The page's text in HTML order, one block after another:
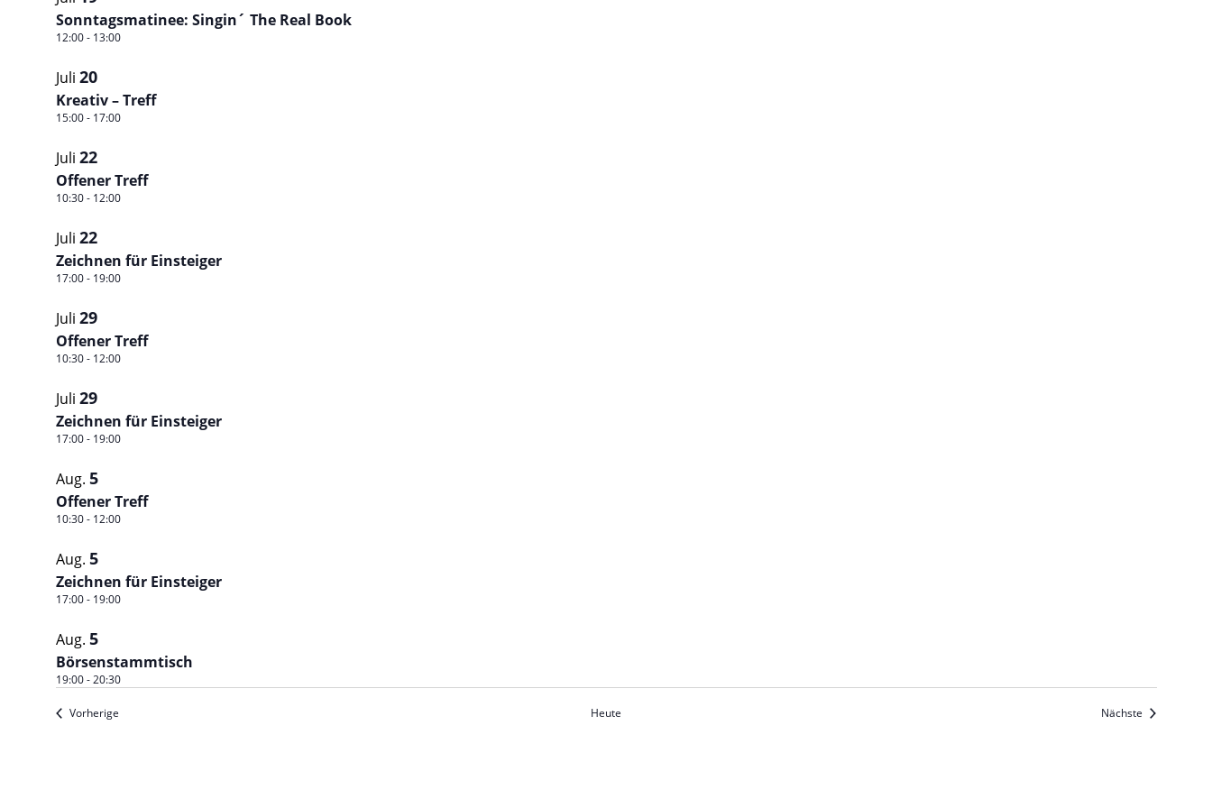
Sonntagsmatinee: Singin´ The Real Book
12:00- 13:00
Juli 20
Kreativ – Treff
15:00- 17:00
Juli 22
Offener Treff
10:30- 12:00
Juli 22
Zeichnen für Einsteiger
17:00- 19:00
Juli 29
Offener Treff
10:30- 12:00
Juli 29
Zeichnen für Einsteiger
17:00- 19:00
Aug. 5
Offener Treff
10:30- 12:00
Aug. 5
Zeichnen für Einsteiger
17:00- 19:00
Aug. 5
Börsenstammtisch
19:00-20:30
VorherigeVeranstaltungen Heute Nächste